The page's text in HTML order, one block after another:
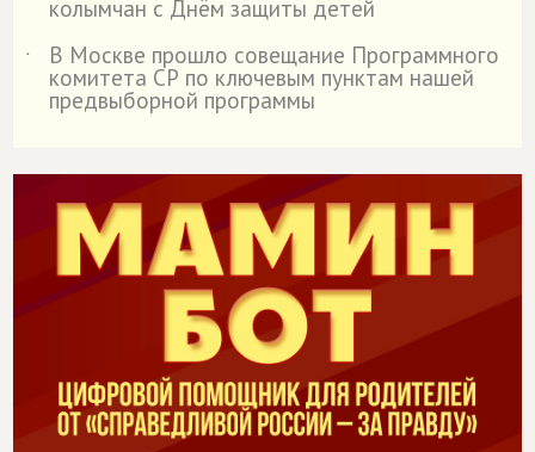
колымчан с Днём защиты детей
˙
В Москве прошло совещание Программного
комитета СР по ключевым пунктам нашей
предвыборной программы